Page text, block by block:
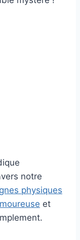
notre
physiques
et